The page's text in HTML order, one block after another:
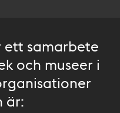
ett samarbete
och museer i
är: